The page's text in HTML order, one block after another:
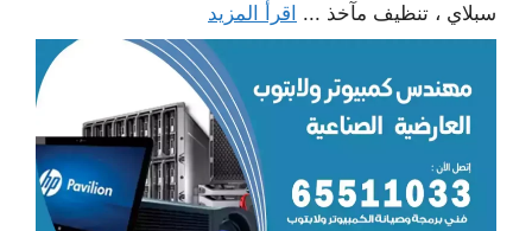
سبلاي ، تنظيف مآخذ ... اقرأ المزيد